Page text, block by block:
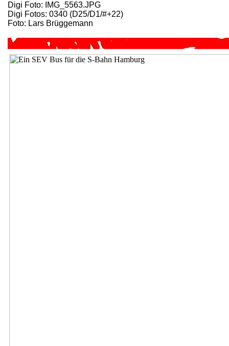
Digi Foto: IMG_5563.JPG
Digi Fotos: 0340 (D25/D1/#+22)
Foto: Lars Brüggemann